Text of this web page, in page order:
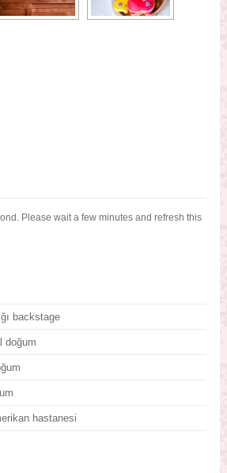
Please wait a few minutes and refresh this
backstage
doğum
hastanesi